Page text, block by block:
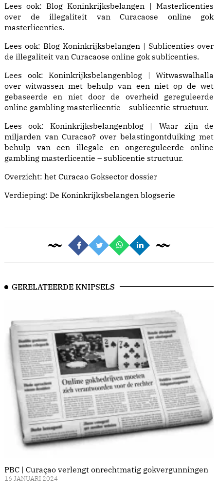
Lees ook: Blog Koninkrijksbelangen | Masterlicenties
over de illegaliteit van Curacaose online gok
masterlicenties.
Lees ook: Blog Koninkrijksbelangen | Sublicenties over
de illegaliteit van Curacaose online gok sublicenties.
Lees ook: Koninkrijksbelangenblog | Witwaswalhalla
over witwassen met behulp van een niet op de wet
gebaseerde en niet door de overheid gereguleerde
online gambling masterlicentie – sublicentie structuur.
Lees ook: Koninkrijksbelangenblog | Waar zijn de
miljarden van Curacao? over belastingontduiking met
behulp van een illegale en ongereguleerde online
gambling masterlicentie – sublicentie structuur.
Overzicht: het Curacao Goksector dossier
Verdieping: De Koninkrijksbelangen blogserie
GERELATEERDE KNIPSELS
PBC | Curaçao verlengt onrechtmatig gokvergunningen
16 JANUARI 2024